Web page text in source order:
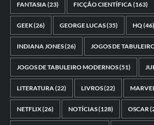
FANTASIA(23) FICÇÃO CIENTÍFICA(163)
GEEK(26) GEORGE LUCAS(35) HQ(46)
INDIANA JONES(26) JOGOS DE
JOGOS DE TABULEIRO MODERNOS(51)
LITERATURA(22) LIVROS(22)
NETFLIX(26) NOTÍCIAS(128) OSCAR